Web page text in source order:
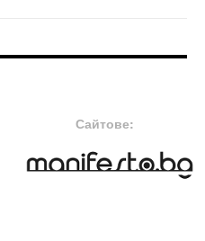
Сайтове: